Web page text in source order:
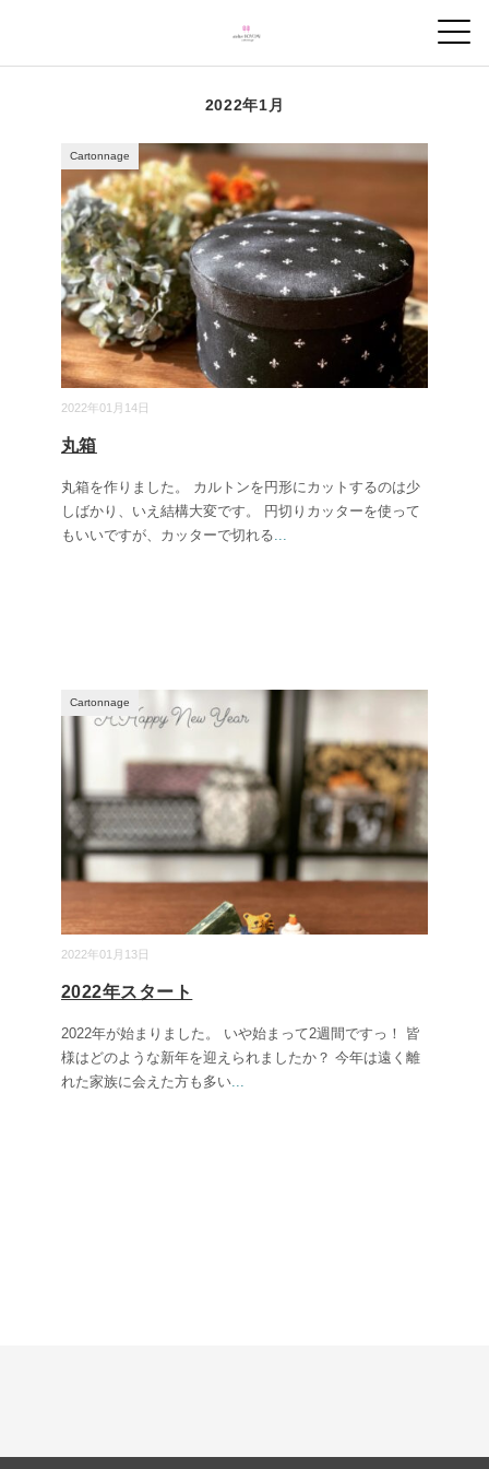
2022年1月
2022年01月14日
Cartonnage
丸箱
丸箱を作りました。 カルトンを円形にカットするのは少
しばかり、いえ結構大変です。 円切りカッターを使って
もいいですが、カッターで切れる...
2022年01月13日
Cartonnage
2022年スタート
2022年が始まりました。 いや始まって2週間ですっ！ 皆
様はどのような新年を迎えられましたか？ 今年は遠く離
れた家族に会えた方も多い...